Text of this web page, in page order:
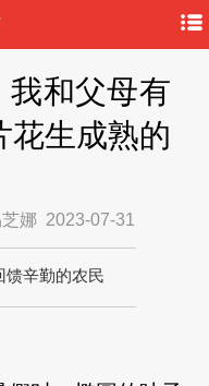
我和父母有
花生成熟的
娜 2023-07-31
馈辛勤的农民